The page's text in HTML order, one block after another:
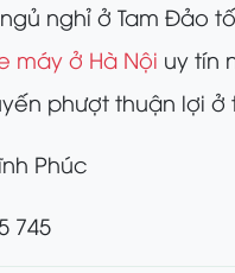
nghỉ ở Tam Đảo
máy ở Hà Nội uy tín
phượt thuận lợi
Phúc
745